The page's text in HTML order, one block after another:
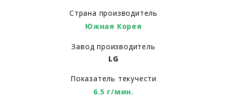
Страна производитель
Южная Корея
Завод производитель
LG
Показатель текучести
6.5 г/мин.